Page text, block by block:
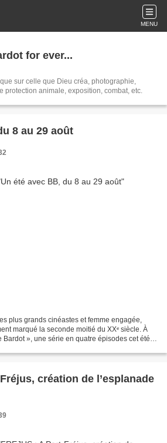
MENU
for ever...
sur celle que Dieu créa, photographie,
protection animale, exposition, combat, etc.
8 au 29 août
plus grands cinéastes et femme engagée,
marqué la seconde moitié du XXᵉ siècle. À
Bardot », une série en quatre épisodes cet été
création de l’esplanade